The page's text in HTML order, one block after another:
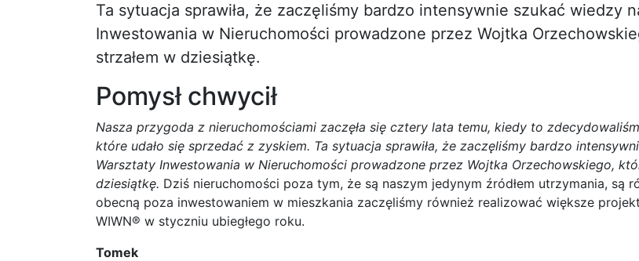
Ta sytuacja sprawiła, że zaczęliśmy bardzo intensywnie szukać wiedzy
Inwestowania w Nieruchomości prowadzone przez Wojtka
strzałem w dziesiątkę.
Pomysł chwycił
Nasza przygoda z nieruchomościami zaczęła się cztery lata temu, kiedy to
które udało się sprzedać z zyskiem. Ta sytuacja sprawiła, że zaczęliśmy bardzo
Warsztaty Inwestowania w Nieruchomości prowadzone przez Wojtka Orzechowskiego,
dziesiątkę. Dziś nieruchomości poza tym, że są naszym jedynym źródłem utrzymania, są
obecną poza inwestowaniem w mieszkania zaczęliśmy również realizować większe
WIWN® w styczniu ubiegłego roku.
Tomek